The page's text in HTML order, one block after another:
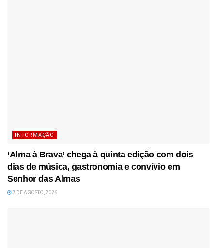
INFORMAÇÃO
‘Alma à Brava’ chega à quinta edição com dois
dias de música, gastronomia e convívio em
Senhor das Almas
7 DE AGOSTO, 2026